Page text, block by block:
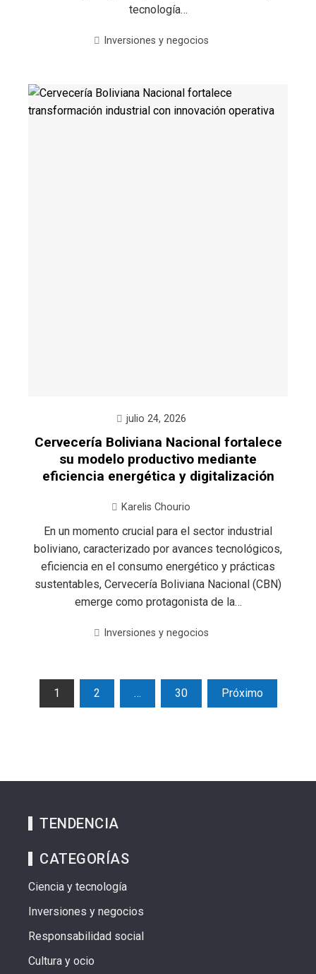
tecnología…
Inversiones y negocios
julio 24, 2026
Cervecería Boliviana Nacional fortalece
su modelo productivo mediante
eficiencia energética y digitalización
Karelis Chourio
En un momento crucial para el sector industrial
boliviano, caracterizado por avances tecnológicos,
eficiencia en el consumo energético y prácticas
sustentables, Cervecería Boliviana Nacional (CBN)
emerge como protagonista de la…
Inversiones y negocios
Paginación
1 2 … 30 Próximo
TENDENCIA
CATEGORÍAS
Ciencia y tecnología
Inversiones y negocios
Responsabilidad social
Cultura y ocio